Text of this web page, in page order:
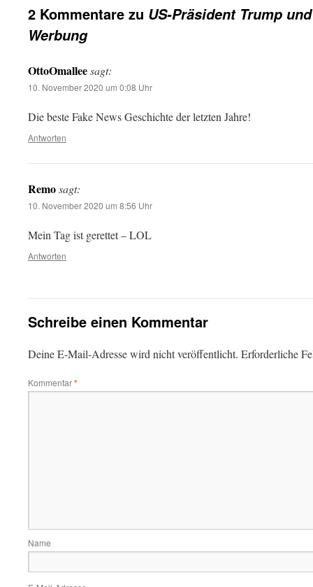
2 Kommentare zu US-Präsident Trump
Werbung
OttoOmalleesagt:
10. November 2020 um 0:08 Uhr
Die beste Fake News Geschichte der letzten Jahre!
Antworten
Remosagt:
10. November 2020 um 8:56 Uhr
Mein Tag ist gerettet – LOL
Antworten
Schreibe einen Kommentar
Deine E-Mail-Adresse wird nicht veröffentlicht. Erforderliche
Kommentar*
Name